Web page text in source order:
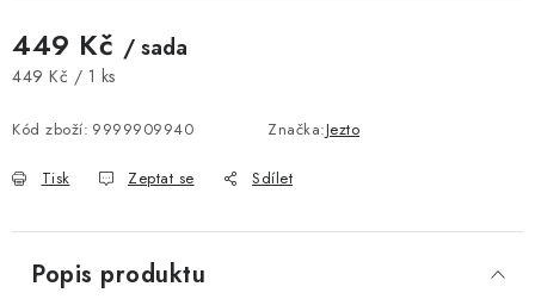
449 Kč / sada
Měrná cena:
449 Kč / 1 ks
Kód zboží: 9999909940 Značka:Jezto
Tisk Zeptat se Sdílet
Popis produktu